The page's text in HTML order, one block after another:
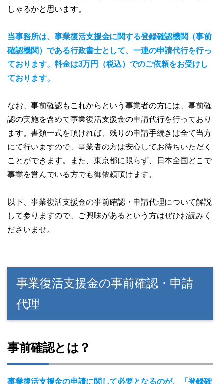
しゃるかと思います。
当事務所は、事業復活支援金に関する登録確認機関（事前
確認機関）である行政書士として、一連の申請代行を行っ
ております。料金は3万円（税込）でのご依頼をお受けし
ております。
なお、事前確認もこれからという事業者の方には、事前確
認の実施を含めて事業復活支援金の申請代行を行っており
ます。書類一式を頂ければ、残りの申請手続きは全て当方
にて行いますので、事業者の方は安心してお待ちいただく
ことができます。また、東京都に限らず、日本全国どこで
事業を営んでいる方でも御依頼頂けます。
以下、事業復活支援金の事前確認・申請代理について解説
して参りますので、ご興味があるという方はぜひお読みく
ださいませ。
事業復活支援金の事前確認・申請
代理
事前確認とは？
事業復活支援金の申請に関して必要となるのが、「登録確